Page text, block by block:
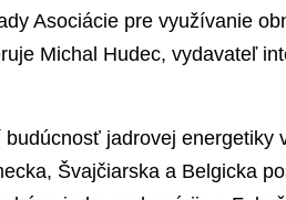
Asociácie pre využívanie
Michal Hudec, vydavateľ
jadrovej energetiky
Švajčiarska a Belgicka